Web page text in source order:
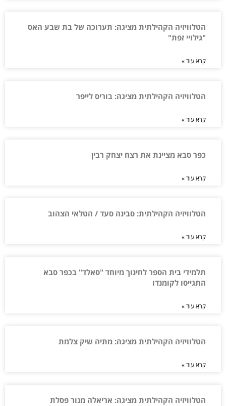
הטלוויזיה הקהילתית מציגה: תערוכה של בת שבע האס
"גילויי זפת"
קרא עוד »
הטלוויזיה הקהילתית מציגה: בוריס לייפר
קרא עוד »
כפר סבא מציינת את רצח יצחק רבין
קרא עוד »
הטלוויזיה הקהילתית: סבינה סעד / הטלאי הצהוב
קרא עוד »
תלמידי בית הספר לחינוך מיוחד "סאלד" בכפר סבא
התגייסו לקומנדו
קרא עוד »
הטלוויזיה הקהילתית מציגה: מתיה שיק צלמת
קרא עוד »
הטלוויזיה הקהילתית מציגה: אריאלה מנור פסלת